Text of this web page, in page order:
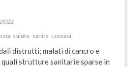
salute sanità ucraina
distrutti; malati di cancro e
strutture sanitarie sparse in